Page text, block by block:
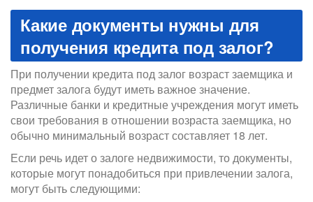
Какие документы нужны для
получения кредита под залог?
При получении кредита под залог возраст заемщика и
предмет залога будут иметь важное значение.
Различные банки и кредитные учреждения могут иметь
свои требования в отношении возраста заемщика, но
обычно минимальный возраст составляет 18 лет.
Если речь идет о залоге недвижимости, то документы,
которые могут понадобиться при привлечении залога,
могут быть следующими: